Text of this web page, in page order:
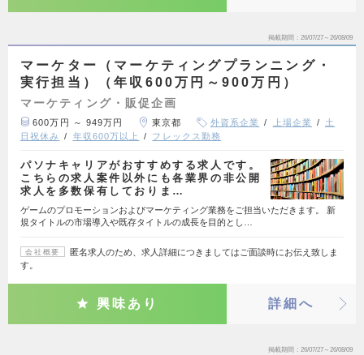
掲載期間 26/07/27～26/08/09
マーケター（マーケティングプランニング・
実行担当）（年収600万円～900万円）
マーケティング・販促企画
600万円 ～ 949万円 東京都 外資系企業 上場企業
土
日祝休み
年収600万以上 フレックス勤務
パソナキャリアがおすすめする求人です。
こちらの求人案件以外にも各業界の非公開
求人を多数保有しておりま…
ゲームのプロモーションおよびマーケティング業務をご担当いただきます。 新
規タイトルの市場導入や既存タイトルの成長を目的とし…
会社概要
匿名求人のため、求人詳細につきましてはご面談時にお伝え致しま
す。
興味あり 詳細へ
掲載期間 26/07/27～26/08/09